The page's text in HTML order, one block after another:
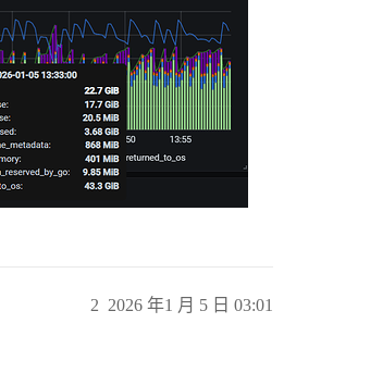
2026 年1 月 5 日 03:01
2